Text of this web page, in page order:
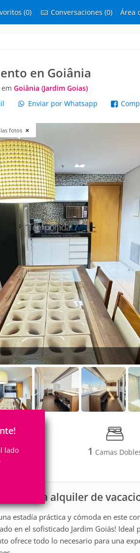
(0) Conversaciones (0) Área
en Goiânia
Goiânia (Jardim Goias)
Enviar por Whatsapp
lado
fotos
1 Camas
para alquiler de
estadía práctica y cómoda en este
en el sofisticado Jardim Goiás! Ideal
ofrece todo lo necesario para una